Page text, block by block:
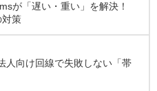
が「遅い・重い」を解決！
対策
人向け回線で失敗しない「帯